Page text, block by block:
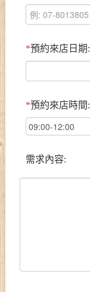
*預約來店日期:
*預約來店時間:
需求內容: